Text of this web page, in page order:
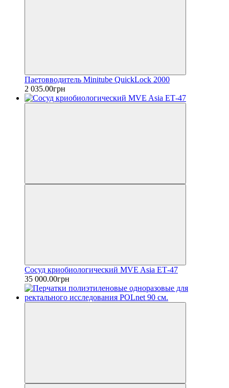
Паетовводитель Minitube QuickLock 2000
2 035.00грн
Сосуд криобиологический MVE Asia ЕТ-47
35 000.00грн